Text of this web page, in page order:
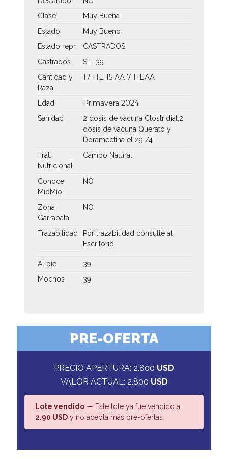
Clase
Muy Buena
Estado
Muy Bueno
Estado repr.
CASTRADOS
Castrados
SI - 39
Cantidad y
Raza
17 HE 15 AA 7 HEAA
Edad Primavera 2024
Sanidad
2 dosis de vacuna Clostridial,2
dosis de vacuna Querato y
Doramectina el 29 /4
Trat.
Nutricional
Campo Natural
Conoce
MíoMío
NO
Zona
Garrapata
NO
Trazabilidad
Por trazabilidad consulte al
Escritorio
Al píe
39
Mochos
39
PRE-OFERTA
PRECIO APERTURA: 2.800 USD
VALOR ACTUAL: 2.800 USD
Lote vendido — Este lote ya fue vendido a
2.90 USD y no acepta más pre-ofertas.